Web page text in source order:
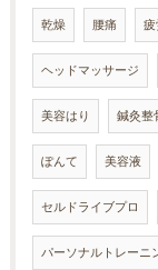
乾燥 腰痛 疲
ヘッドマッサージ
美容はり 鍼灸整
ぽんて 美容液
セルドライブプロ
パーソナルトレーニ